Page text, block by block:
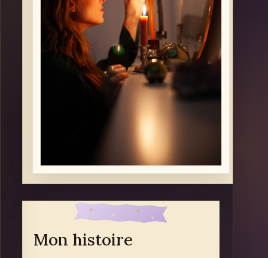
Mon histoire